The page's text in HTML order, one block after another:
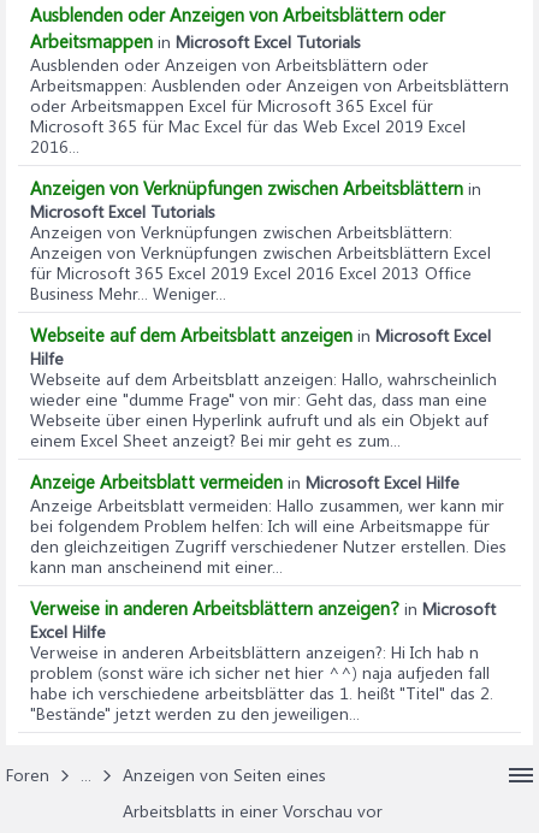
Ausblenden oder Anzeigen von Arbeitsblättern oder
Arbeitsmappen in Microsoft Excel Tutorials
Ausblenden oder Anzeigen von Arbeitsblättern oder
Arbeitsmappen: Ausblenden oder Anzeigen von Arbeitsblättern
oder Arbeitsmappen Excel für Microsoft 365 Excel für
Microsoft 365 für Mac Excel für das Web Excel 2019 Excel
2016...
Anzeigen von Verknüpfungen zwischen Arbeitsblättern in
Microsoft Excel Tutorials
Anzeigen von Verknüpfungen zwischen Arbeitsblättern:
Anzeigen von Verknüpfungen zwischen Arbeitsblättern Excel
für Microsoft 365 Excel 2019 Excel 2016 Excel 2013 Office
Business Mehr... Weniger...
Webseite auf dem Arbeitsblatt anzeigen in Microsoft Excel
Hilfe
Webseite auf dem Arbeitsblatt anzeigen: Hallo, wahrscheinlich
wieder eine "dumme Frage" von mir: Geht das, dass man eine
Webseite über einen Hyperlink aufruft und als ein Objekt auf
einem Excel Sheet anzeigt? Bei mir geht es zum...
Anzeige Arbeitsblatt vermeiden in Microsoft Excel Hilfe
Anzeige Arbeitsblatt vermeiden: Hallo zusammen, wer kann mir
bei folgendem Problem helfen: Ich will eine Arbeitsmappe für
den gleichzeitigen Zugriff verschiedener Nutzer erstellen. Dies
kann man anscheinend mit einer...
Verweise in anderen Arbeitsblättern anzeigen? in Microsoft
Excel Hilfe
Verweise in anderen Arbeitsblättern anzeigen?: Hi Ich hab n
problem (sonst wäre ich sicher net hier ^^) naja aufjeden fall
habe ich verschiedene arbeitsblätter das 1. heißt "Titel" das 2.
"Bestände" jetzt werden zu den jeweiligen...
Foren
Anzeigen von Seiten eines
Arbeitsblatts in einer Vorschau vor